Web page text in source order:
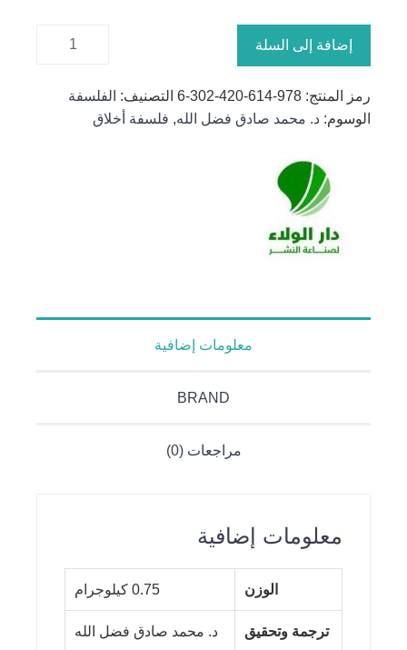
الفلسفي
بعد ابن
إضافة إلى السلة
رمز المنتج: 978-614-420-302-6 التصنيف: الفلسفة
الوسوم: د. محمد صادق فضل الله, فلسفة أخلاق
معلومات إضافية
BRAND
مراجعات (0)
معلومات إضافية
الوزن 0.75 كيلوجرام
ترجمة وتحقيق د. محمد صادق فضل الله